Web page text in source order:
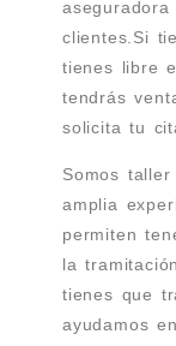
clientes.Si
tienes libre
tendrás
solicita tu
Somos
amplia
permiten
la
tienes que
ayudamos